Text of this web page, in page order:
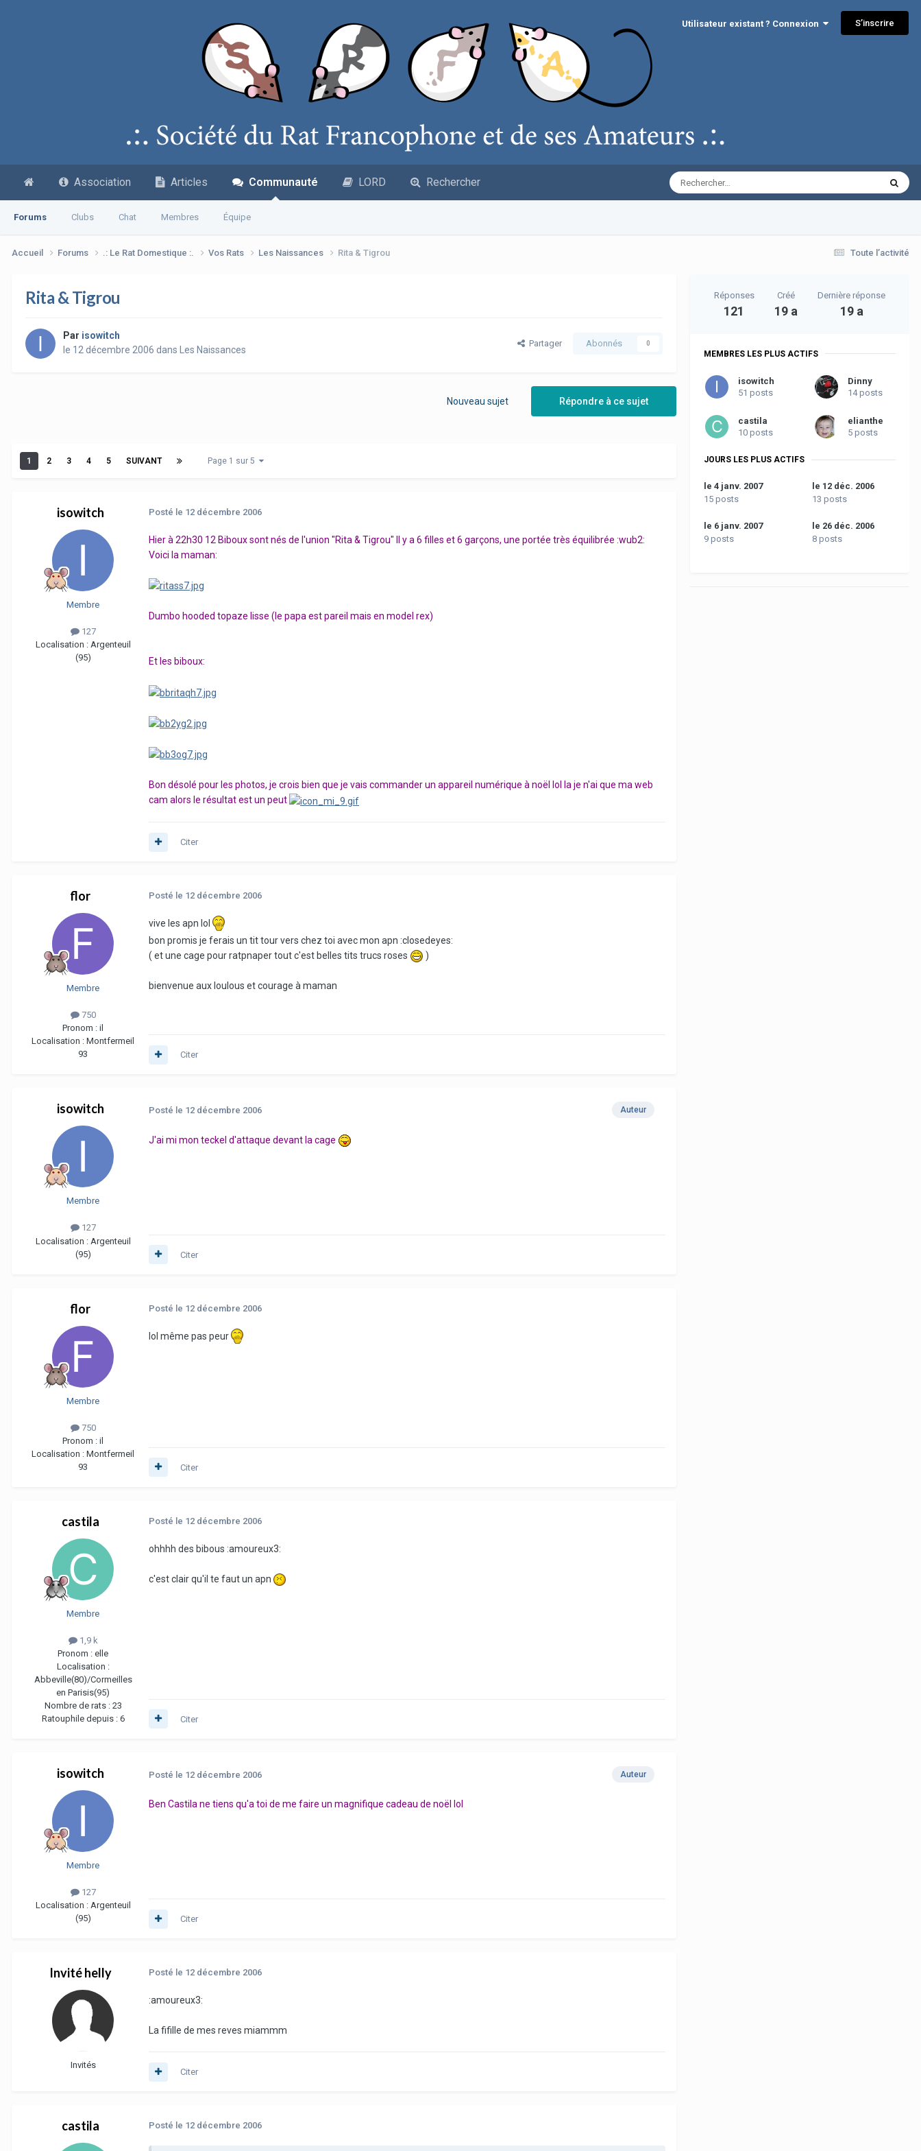
Utilisateur existant ? Connexion S’inscrire
Association Articles Communauté
Forums Clubs Chat Membres Équipe
LORD Rechercher
Toute l’activité
Accueil Forums .: Le Rat Domestique :. Vos Rats Les Naissances Rita & Tigrou
Rita & Tigrou
Par isowitch
le 12 décembre 2006 dans Les Naissances
Partager Abonnés 0
Répondre à ce sujet
Nouveau sujet
1 2 3 4 5 SUIVANT Page 1 sur 5
isowitch
Membre
127
Localisation : Argenteuil
(95)
Posté le 12 décembre 2006
Hier à 22h30 12 Biboux sont nés de l'union "Rita & Tigrou" Il y a 6 filles et 6 garçons, une portée très équilibrée :wub2:
Voici la maman:
Dumbo hooded topaze lisse (le papa est pareil mais en model rex)
Et les biboux:
Bon désolé pour les photos, je crois bien que je vais commander un appareil numérique à noël lol la je n'ai que ma web
cam alors le résultat est un peut
Citer
flor
Membre
750
Pronom : il
Localisation : Montfermeil
93
Posté le 12 décembre 2006
vive les apn lol
bon promis je ferais un tit tour vers chez toi avec mon apn :closedeyes:
( et une cage pour ratpnaper tout c'est belles tits trucs roses
)
bienvenue aux loulous et courage à maman
Citer
isowitch
Membre
127
Localisation : Argenteuil
(95)
Auteur
Posté le 12 décembre 2006
J'ai mi mon teckel d'attaque devant la cage
Citer
flor
Membre
750
Pronom : il
Localisation : Montfermeil
93
Posté le 12 décembre 2006
lol même pas peur
Citer
castila
Membre
1,9 k
Pronom : elle
Localisation :
Abbeville(80)/Cormeilles
en Parisis(95)
Nombre de rats : 23
Ratouphile depuis : 6
Posté le 12 décembre 2006
ohhhh des bibous :amoureux3:
c'est clair qu'il te faut un apn
Citer
isowitch
Membre
127
Localisation : Argenteuil
(95)
Auteur
Posté le 12 décembre 2006
Ben Castila ne tiens qu'a toi de me faire un magnifique cadeau de noël lol
Citer
Invité helly
Invités
Posté le 12 décembre 2006
:amoureux3:
La fifille de mes reves miammm
Citer
castila Posté le 12 décembre 2006
Réponses
121
Créé
19 a
Dernière réponse
19 a
MEMBRES LES PLUS ACTIFS
isowitch
51 posts
Dinny
14 posts
castila
10 posts
elianthe
5 posts
JOURS LES PLUS ACTIFS
le 4 janv. 2007
15 posts
le 12 déc. 2006
13 posts
le 6 janv. 2007
9 posts
le 26 déc. 2006
8 posts